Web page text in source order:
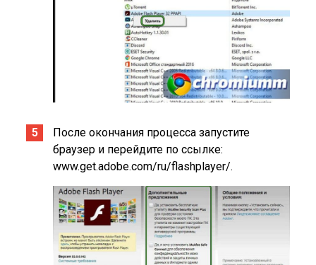
После окончания процесса запустите
браузер и перейдите по ссылке:
www.get.adobe.com/ru/flashplayer/.